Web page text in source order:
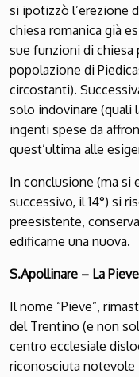
si ipotizzò l’erezione
chiesa romanica già
sue funzioni di chiesa
popolazione di
circostanti).
solo indovinare (quali
ingenti spese da
quest’ultima alle
In conclusione (ma si
successivo, il 14°) si
preesistente,
edificarne una nuova.
S.Apollinare – La Pieve
Il nome “Pieve”,
del Trentino (e non
centro ecclesiale
riconosciuta notevole